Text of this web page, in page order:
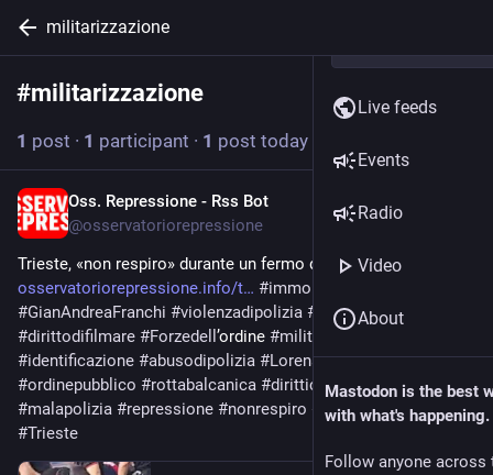
militarizzazione
#militarizzazione Follow hashtag
1 post · 1 participant · 1 post today
Oss. Repressione - Rss Bot
@osservatoriorepressione
Trieste, «non respiro» durante un fermo di polizia
osservatoriorepressione.info/t
#immobilizzazioneaterra
#GianAndreaFranchi #violenzadipolizia #
controllosociale
#dirittodifilmare #Forzedell ’ordine #militarizzazione
#identificazione #abusodipolizia #LorenaFornasir
#ordinepubblico #rottabalcanica #diritticivili #PiazzaLibertà
#malapolizia #repressione #nonrespiro # sicurezza # migranti
#Trieste
Live feeds
Events
Radio
Video
About
Mastodon is the best
with what's happening.
Follow anyone across